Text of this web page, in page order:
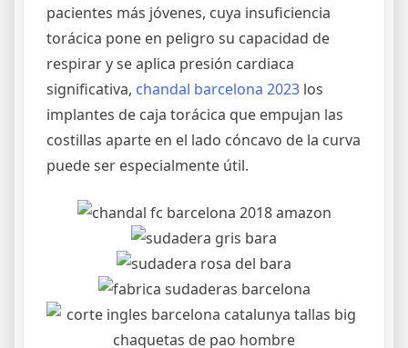
pacientes más jóvenes, cuya insuficiencia
torácica pone en peligro su capacidad de
respirar y se aplica presión cardiaca
significativa, chandal barcelona 2023 los
implantes de caja torácica que empujan las
costillas aparte en el lado cóncavo de la curva
puede ser especialmente útil.